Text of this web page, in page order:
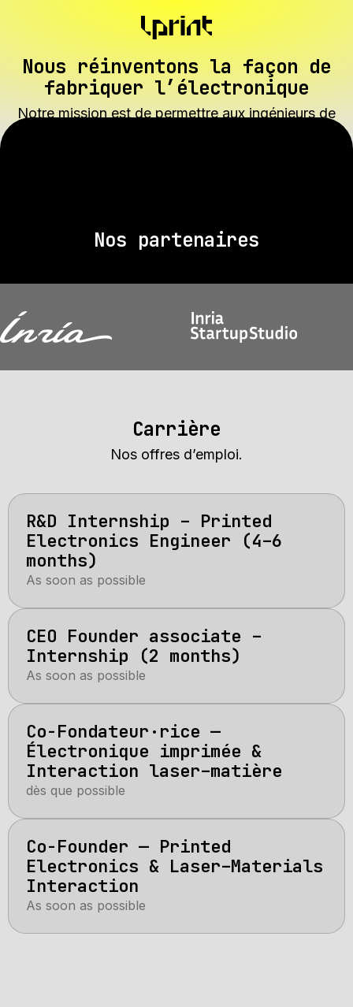
Nous réinventons la façon de
fabriquer l’électronique
Notre mission est de permettre aux ingénieurs de
Nos partenaires
Carrière
Nos offres d’emploi.
R&D Internship – Printed
Electronics Engineer (4–6
months)
As soon as possible
CEO Founder associate –
Internship (2 months)
As soon as possible
Co-Fondateur·rice —
Électronique imprimée &
Interaction laser–matière
dès que possible
Co-Founder — Printed
Electronics & Laser–Materials
Interaction
As soon as possible